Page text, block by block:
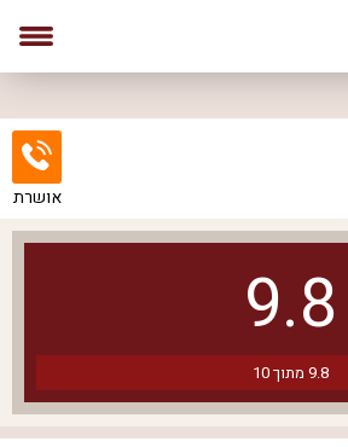
אושרת
9.8
9.8מתוך10